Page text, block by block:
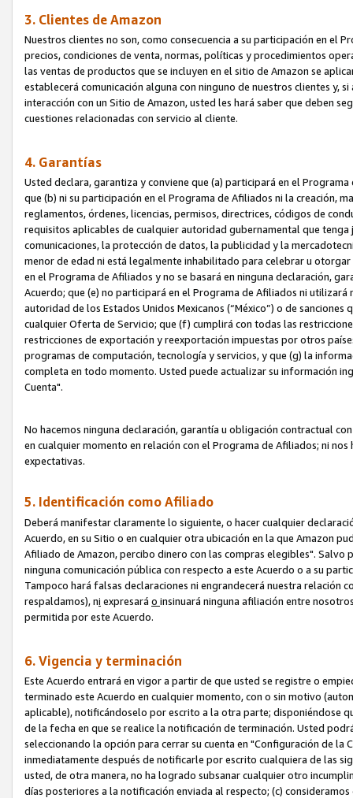
3. Clientes de Amazon
Nuestros clientes no son, como consecuencia a su participación en el
precios, condiciones de venta, normas, políticas y procedimientos
las ventas de productos que se incluyen en el sitio de Amazon se
establecerá comunicación alguna con ninguno de nuestros clientes y,
interacción con un Sitio de Amazon, usted les hará saber que deben
cuestiones relacionadas con servicio al cliente.
4. Garantías
Usted declara, garantiza y conviene que (a) participará en el
que (b) ni su participación en el Programa de Afiliados ni la creación,
reglamentos, órdenes, licencias, permisos, directrices, códigos de
requisitos aplicables de cualquier autoridad gubernamental que
comunicaciones, la protección de datos, la publicidad y la
menor de edad ni está legalmente inhabilitado para celebrar u
en el Programa de Afiliados y no se basará en ninguna declaración,
Acuerdo; que (e) no participará en el Programa de Afiliados ni
autoridad de los Estados Unidos Mexicanos (“México”) o de
cualquier Oferta de Servicio; que (f) cumplirá con todas las
restricciones de exportación y reexportación impuestas por otros
programas de computación, tecnología y servicios, y que (g) la
completa en todo momento. Usted puede actualizar su información
Cuenta".
No hacemos ninguna declaración, garantía u obligación contractual
en cualquier momento en relación con el Programa de Afiliados; ni
expectativas.
5. Identificación como Afiliado
Deberá manifestar claramente lo siguiente, o hacer cualquier
Acuerdo, en su Sitio o en cualquier otra ubicación en la que Amazon
Afiliado de Amazon, percibo dinero con las compras elegibles". Salvo
ninguna comunicación pública con respecto a este Acuerdo o a su
Tampoco hará falsas declaraciones ni engrandecerá nuestra relación
respaldamos), ni expresará o insinuará ninguna afiliación entre
permitida por este Acuerdo.
6. Vigencia y terminación
Este Acuerdo entrará en vigor a partir de que usted se registre o
terminado este Acuerdo en cualquier momento, con o sin motivo
aplicable), notificándoselo por escrito a la otra parte; disponiéndose
de la fecha en que se realice la notificación de terminación. Usted
seleccionando la opción para cerrar su cuenta en "Configuración de
inmediatamente después de notificarle por escrito cualquiera de las
usted, de otra manera, no ha logrado subsanar cualquier otro
días posteriores a la notificación enviada al respecto; (c)